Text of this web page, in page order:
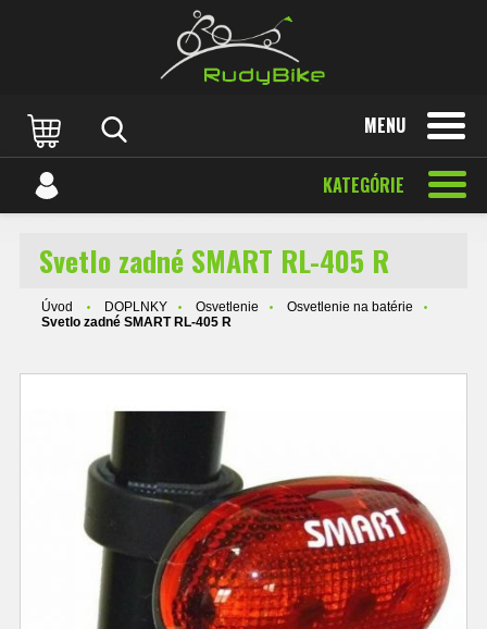
MENU
KATEGÓRIE
Svetlo zadné SMART RL-405 R
Úvod DOPLNKY Osvetlenie
Osvetlenie na batérie
Svetlo zadné SMART RL-405 R